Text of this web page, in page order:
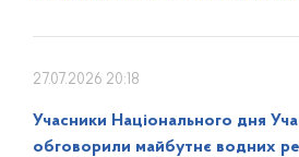
27.07.2026 20:18
Учасники Національного дня
обговорили майбутнє водних